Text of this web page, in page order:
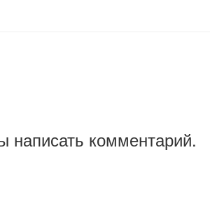
написать комментарий.